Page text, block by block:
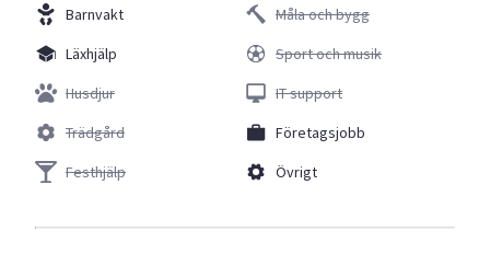
Barnvakt
Läxhjälp
Husdjur
Trädgård
Festhjälp
Måla och bygg
Sport och musik
IT support
Företagsjobb
Övrigt